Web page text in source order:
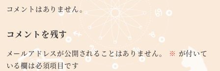
コメントはありません。
コメントを残す
メールアドレスが公開されることはありません。 ※ が付いて
いる欄は必須項目です